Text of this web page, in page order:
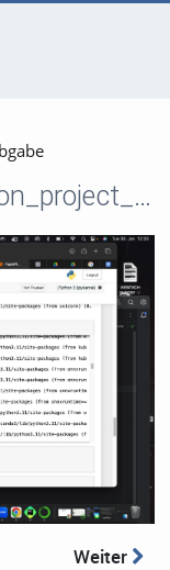
final_movie_recomendation_project_abgabe
Weiter